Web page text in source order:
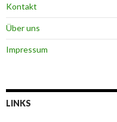
Kontakt
Über uns
Impressum
LINKS